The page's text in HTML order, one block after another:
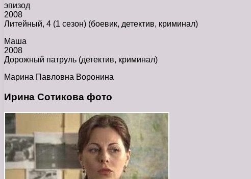
эпизод
2008
Литейный, 4 (1 сезон) (боевик, детектив, криминал)
Маша
2008
Дорожный патруль (детектив, криминал)
Марина Павловна Воронина
Ирина Сотикова фото